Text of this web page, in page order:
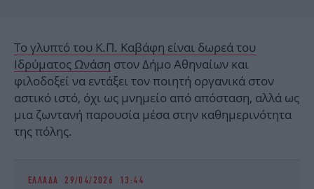
Το γλυπτό του Κ.Π. Καβάφη είναι δωρεά του
Ιδρύματος Ωνάση στον Δήμο Αθηναίων και
φιλοδοξεί να εντάξει τον ποιητή οργανικά στον
αστικό ιστό, όχι ως μνημείο από απόσταση, αλλά ως
μια ζωντανή παρουσία μέσα στην καθημερινότητα
της πόλης.
ΕΛΛΑΔΑ 29/04/2026 13:44